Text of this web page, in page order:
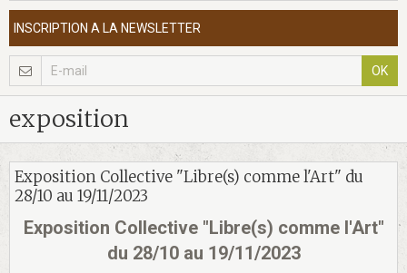
exposition
Exposition Collective "Libre(s) comme l'Art" du
28/10 au 19/11/2023
Exposition Collective "Libre(s) comme l'Art"
du 28/10 au 19/11/2023
INSCRIPTION A LA NEWSLETTER
OK